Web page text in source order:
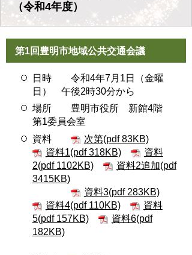
（令和4年度）
第1回豊明市地域公共交通会議
日時 令和4年7月1日（金曜
日） 午後2時30分から
場所 豊明市役所 新館4階
第1委員会室
資料
次第(pdf 83KB)
資料1(pdf 318KB)
資料
2(pdf 1102KB)
資料2追加(pdf
3415KB)
資料3(pdf 283KB)
資料4(pdf 110KB)
資料
5(pdf 157KB)
資料6(pdf
182KB)